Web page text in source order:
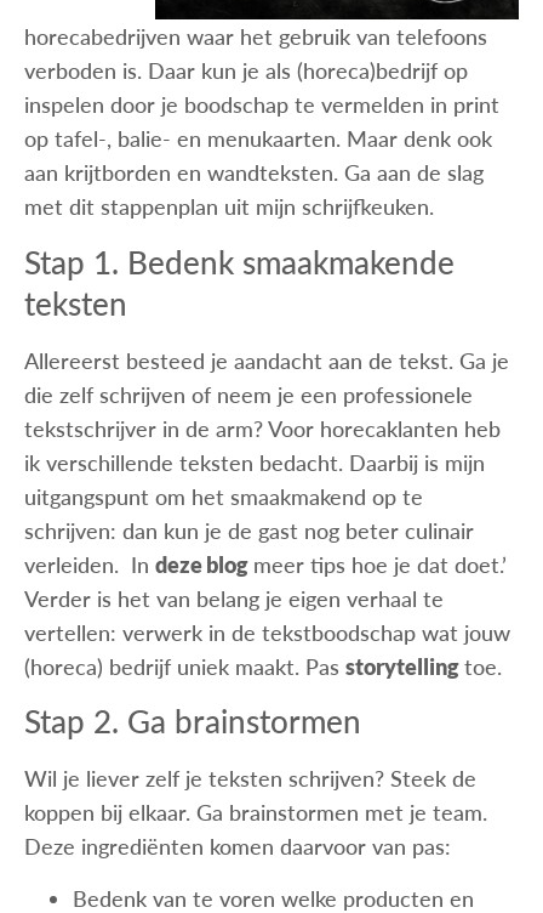
horecabedrijven waar het gebruik van telefoons
verboden is. Daar kun je als (horeca)bedrijf op
inspelen door je boodschap te vermelden in print
op tafel-, balie- en menukaarten. Maar denk ook
aan krijtborden en wandteksten. Ga aan de slag
met dit stappenplan uit mijn schrijfkeuken.
Stap 1. Bedenk smaakmakende
teksten
Allereerst besteed je aandacht aan de tekst. Ga je
die zelf schrijven of neem je een professionele
tekstschrijver in de arm? Voor horecaklanten heb
ik verschillende teksten bedacht. Daarbij is mijn
uitgangspunt om het smaakmakend op te
schrijven: dan kun je de gast nog beter culinair
verleiden. In deze blogmeer tips hoe je dat doet.’
Verder is het van belang je eigen verhaal te
vertellen: verwerk in de tekstboodschap wat jouw
(horeca) bedrijf uniek maakt. Pas storytellingtoe.
Stap 2. Ga brainstormen
Wil je liever zelf je teksten schrijven? Steek de
koppen bij elkaar. Ga brainstormen met je team.
Deze ingrediënten komen daarvoor van pas:
Bedenk van te voren welke producten en